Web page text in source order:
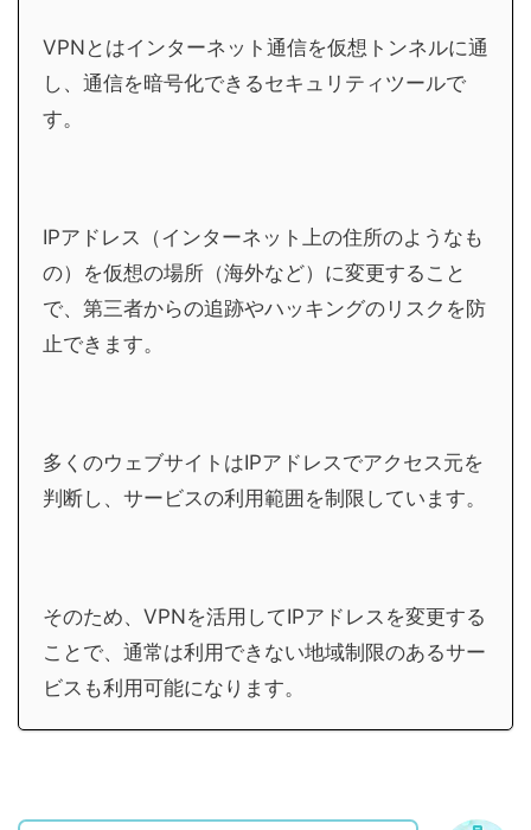
VPNとはインターネット通信を仮想トンネルに通
し、通信を暗号化できるセキュリティツールで
す。
IPアドレス（インターネット上の住所のようなも
の）を仮想の場所（海外など）に変更すること
で、第三者からの追跡やハッキングのリスクを防
止できます。
多くのウェブサイトはIPアドレスでアクセス元を
判断し、サービスの利用範囲を制限しています。
そのため、VPNを活用してIPアドレスを変更する
ことで、通常は利用できない地域制限のあるサー
ビスも利用可能になります。